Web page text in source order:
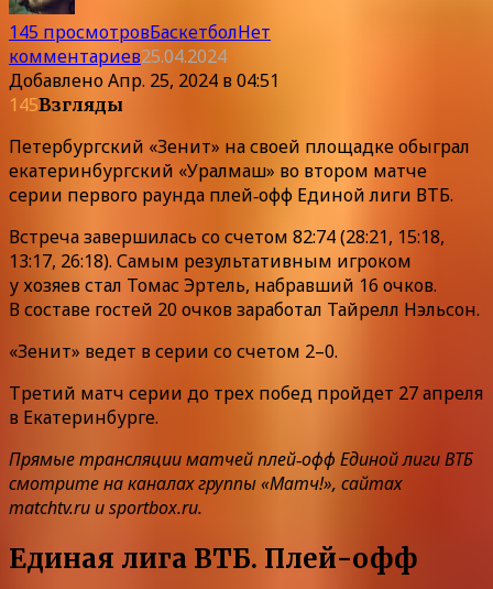
145 просмотровБаскетболНет
комментариев25.04.2024
ДобавленоАпр. 25, 2024 в 04:51
145Взгляды
Петербургский «Зенит» на своей площадке обыграл
екатеринбургский «Уралмаш» во втором матче
серии первого раунда плей‑офф Единой лиги ВТБ.
Встреча завершилась со счетом 82:74 (28:21, 15:18,
13:17, 26:18). Самым результативным игроком
у хозяев стал Томас Эртель, набравший 16 очков.
В составе гостей 20 очков заработал Тайрелл Нэльсон.
«Зенит» ведет в серии со счетом 2–0.
Третий матч серии до трех побед пройдет 27 апреля
в Екатеринбурге.
Прямые трансляции матчей плей‑офф Единой лиги ВТБ
смотрите на каналах группы «Матч!», сайтах
matchtv.ru и sportbox.ru.
Единая лига ВТБ. Плей-офф